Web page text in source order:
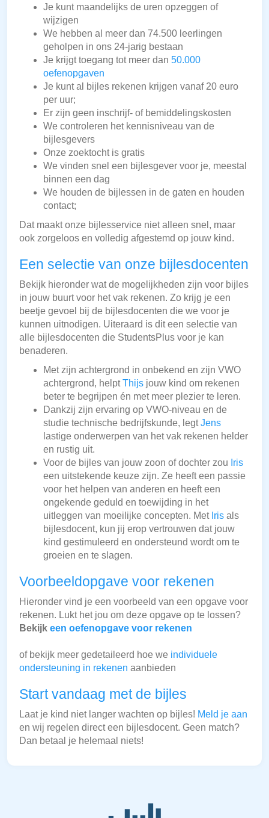
Je kunt maandelijks de uren opzeggen of
wijzigen
We hebben al meer dan 74.500 leerlingen
geholpen in ons 24-jarig bestaan
Je krijgt toegang tot meer dan 50.000
oefenopgaven
Je kunt al bijles rekenen krijgen vanaf 20 euro
per uur;
Er zijn geen inschrijf- of bemiddelingskosten
We controleren het kennisniveau van de
bijlesgevers
Onze zoektocht is gratis
We vinden snel een bijlesgever voor je, meestal
binnen een dag
We houden de bijlessen in de gaten en houden
contact;
Dat maakt onze bijlesservice niet alleen snel, maar
ook zorgeloos en volledig afgestemd op jouw kind.
Een selectie van onze bijlesdocenten
Bekijk hieronder wat de mogelijkheden zijn voor bijles
in jouw buurt voor het vak rekenen. Zo krijg je een
beetje gevoel bij de bijlesdocenten die we voor je
kunnen uitnodigen. Uiteraard is dit een selectie van
alle bijlesdocenten die StudentsPlus voor je kan
benaderen.
Met zijn achtergrond in onbekend en zijn VWO
achtergrond, helptThijs jouw kind om rekenen
beter te begrijpen én met meer plezier te leren.
Dankzij zijn ervaring op VWO-niveau en de
studie technische bedrijfskunde, legtJens
lastige onderwerpen van het vak rekenen helder
en rustig uit.
Voor de bijles van jouw zoon of dochter zou Iris
een uitstekende keuze zijn. Ze heeft een passie
voor het helpen van anderen en heeft een
ongekende geduld en toewijding in het
uitleggen van moeilijke concepten. Met Iris als
bijlesdocent, kun jij erop vertrouwen dat jouw
kind gestimuleerd en ondersteund wordt om te
groeien en te slagen.
Voorbeeldopgave voor rekenen
Hieronder vind je een voorbeeld van een opgave voor
rekenen. Lukt het jou om deze opgave op te lossen?
Bekijk een oefenopgave voor rekenen
of bekijk meer gedetaileerd hoe we individuele
ondersteuning in rekenen aanbieden
Start vandaag met de bijles
Laat je kind niet langer wachten op bijles! Meld je aan
en wij regelen direct een bijlesdocent. Geen match?
Dan betaal je helemaal niets!